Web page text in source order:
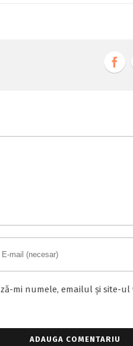
mi numele, emailul și site-